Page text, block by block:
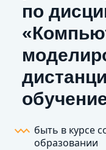
по
быть в курсе
образовании